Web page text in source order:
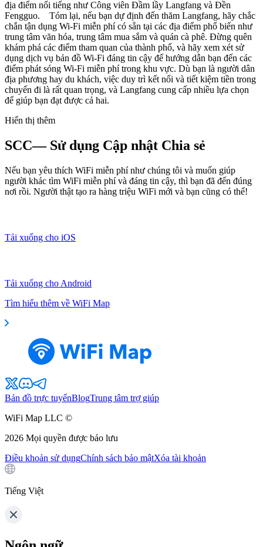
địa điểm nổi tiếng như Công viên Đầm lầy Langfang và Đền
Fengguo. Tóm lại, nếu bạn dự định đến thăm Langfang, hãy chắc
chắn tận dụng Wi-Fi miễn phí có sẵn tại các địa điểm phổ biến như
trung tâm văn hóa, trung tâm mua sắm và quán cà phê. Đừng quên
khám phá các điểm tham quan của thành phố, và hãy xem xét sử
dụng dịch vụ bản đồ Wi-Fi đáng tin cậy để hướng dẫn bạn đến các
điểm phát sóng Wi-Fi miễn phí trong khu vực. Dù bạn là người dân
địa phương hay du khách, việc duy trì kết nối và tiết kiệm tiền trong
chuyến đi là rất quan trọng, và Langfang cung cấp nhiều lựa chọn
để giúp bạn đạt được cả hai.
Hiển thị thêm
SCC— Sử dụng Cập nhật Chia sẻ
Nếu bạn yêu thích WiFi miễn phí như chúng tôi và muốn giúp
người khác tìm WiFi miễn phí và đáng tin cậy, thì bạn đã đến đúng
nơi rồi. Người thật tạo ra hàng triệu WiFi mới và bạn cũng có thể!
Tải xuống cho iOS
Tải xuống cho Android
Tìm hiểu thêm về WiFi Map
Bản đồ trực tuyếnBlogTrung tâm trợ giúp
WiFi Map LLC ©
2026 Mọi quyền được bảo lưu
Điều khoản sử dụngChính sách bảo mậtXóa tài khoản
Tiếng Việt